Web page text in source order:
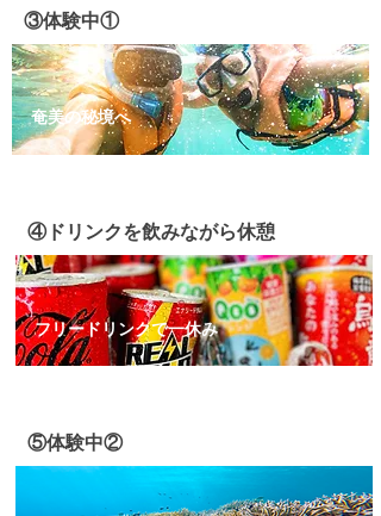
③体験中①
奄美の秘境へ
④ドリンクを飲みながら休憩
フリードリンクで一休み
⑤体験中②